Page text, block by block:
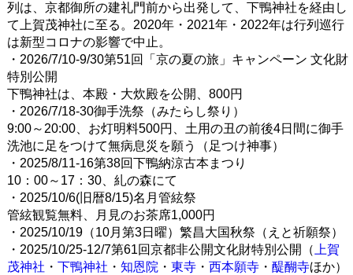
列は、京都御所の建礼門前から出発して、下鴨神社を経由し
て上賀茂神社に至る。2020年・2021年・2022年は行列巡行
は新型コロナの影響で中止。
・2026/7/10-9/30第51回「京の夏の旅」キャンペーン 文化財
特別公開
下鴨神社は、本殿・大炊殿を公開、800円
・2026/7/18-30御手洗祭（みたらし祭り）
9:00～20:00、お灯明料500円、土用の丑の前後4日間に御手
洗池に足をつけて無病息災を願う（足つけ神事）
・2025/8/11-16第38回下鴨納涼古本まつり
10：00～17：30、糺の森にて
・2025/10/6(旧暦8/15)名月管絃祭
管絃観覧無料、月見のお茶席1,000円
・2025/10/19（10月第3日曜）繁昌大国秋祭（えと祈願祭）
・2025/10/25-12/7第61回京都非公開文化財特別公開（ 上賀
茂神社 ・ 下鴨神社 ・ 知恩院 ・ 東寺・ 西本願寺・ 醍醐寺ほか）